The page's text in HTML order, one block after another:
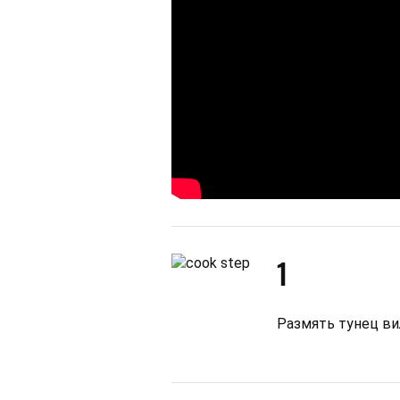
1
Размять тунец